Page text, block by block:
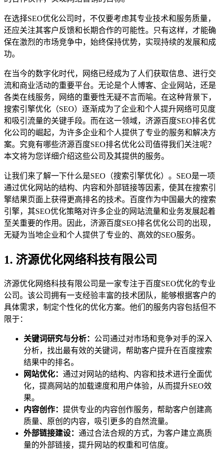
在选择SEO优化公司时，不仅要考虑其专业技术和服务质量，
还应关注其客户反馈和长期合作的可能性。只有这样，才能确
保在激烈的市场竞争中，始终保持优势，实现持续的发展和成
功。
在当今的数字化时代，网络已经成为了人们获取信息、进行交
流和商业活动的重要平台。无论是个人博客、企业网站，还是
各类在线服务，网络的重要性无疑不言而喻。在这种背景下，
搜索引擎优化（SEO）逐渐成为了企业和个人提升网络可见度
和吸引流量的关键手段。而在这一领域，济源百度SEO排名优
化公司的崛起，为许多企业和个人提供了专业的服务和解决方
案。究竟有哪些济源百度SEO排名优化公司值得我们关注呢？
本文将为您详细介绍这些公司及其提供的服务。
让我们来了解一下什么是SEO（搜索引擎优化）。SEO是一项
通过优化网站的结构、内容和外部链接等因素，使其在搜索引
擎结果页面上获得更高排名的技术。百度作为中国最大的搜索
引擎，其SEO优化策略对许多企业的网站流量和业务发展起着
至关重要的作用。因此，济源百度SEO排名优化公司的出现，
无疑为当地企业和个人提供了专业的、高效的SEO服务。
1. 济源优化网络科技有限公司
济源优化网络科技有限公司是一家专注于百度SEO优化的专业
公司。该公司拥有一支经验丰富的技术团队，能够根据客户的
具体需求，制定个性化的优化方案。他们的服务内容包括但不
限于：
关键词研究与分析： 公司通过对市场和竞争对手的深入
分析，找出最有效的关键词，帮助客户提升在百度搜索
结果中的排名。
网站优化： 通过对网站的结构、内容和技术进行全面优
化，提高网站的加载速度和用户体验，从而提升SEO效
果。
内容创作： 提供专业的内容创作服务，帮助客户创建高
质量、原创的内容，吸引更多的自然流量。
外部链接建设： 通过合法合规的方式，为客户建立高质
量的外部链接，提升网站的权重和可信度。